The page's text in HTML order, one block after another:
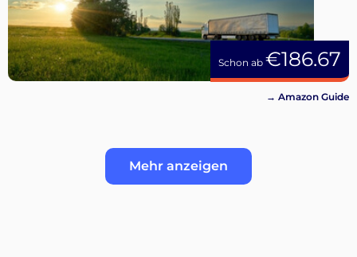
Schon ab €186.67
→ Amazon Guide
Mehr anzeigen